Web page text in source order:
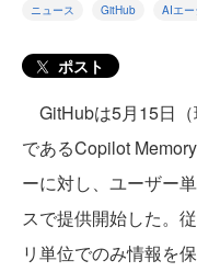
ニュース GitHub AIエー
ポスト
GitHubは5月15日
であるCopilot
ーに対し、ユーザー
スで提供開始した。
リ単位でのみ情報を